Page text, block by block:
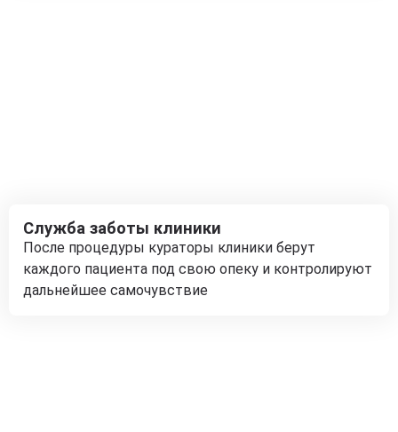
Служба заботы клиники
После процедуры кураторы клиники берут
каждого пациента под свою опеку и контролируют
дальнейшее самочувствие